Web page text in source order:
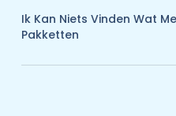
Ik Kan Niets Vinden Wat
Pakketten